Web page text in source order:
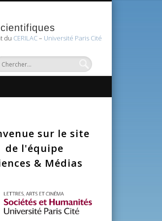
du CERILAC– Université Paris Cité
sur le site
de l'équipe
& Médias